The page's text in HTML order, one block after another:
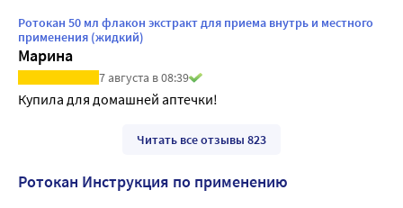
Ротокан 50 мл флакон экстракт для приема внутрь и местного
применения (жидкий)
Марина
7 августа в 08:39
Купила для домашней аптечки!
Читать все отзывы 823
Ротокан Инструкция по применению